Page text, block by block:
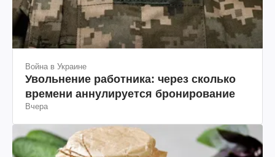
Война в Украине
Увольнение работника: через сколько
времени аннулируется бронирование
Вчера